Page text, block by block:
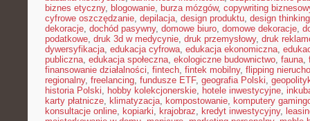
biznes etyczny, blogowanie, burza mózgów, copywriting
cyfrowe oszczędzanie, depilacja, design produktu, design thinking
dekoracje, dochód pasywny, domowe biuro, domowe dekoracje,
podatkowe, druk 3d w medycynie, druk przemysłowy, druk
dywersyfikacja, edukacja cyfrowa, edukacja ekonomiczna,
publiczna, edukacja społeczna, ekologiczne budownictwo, fauna,
finansowanie działalności, fintech, fintek mobilny, flipping
regionalny, freelancing, fundusze ETF, geografia Polski,
historia Polski, hobby kolekcjonerskie, hotele inwestycyjne,
karty płatnicze, klimatyzacja, kompostowanie, komputery
konsultacje online, kopiarki, krajobraz, kredyt inwestycyjny,